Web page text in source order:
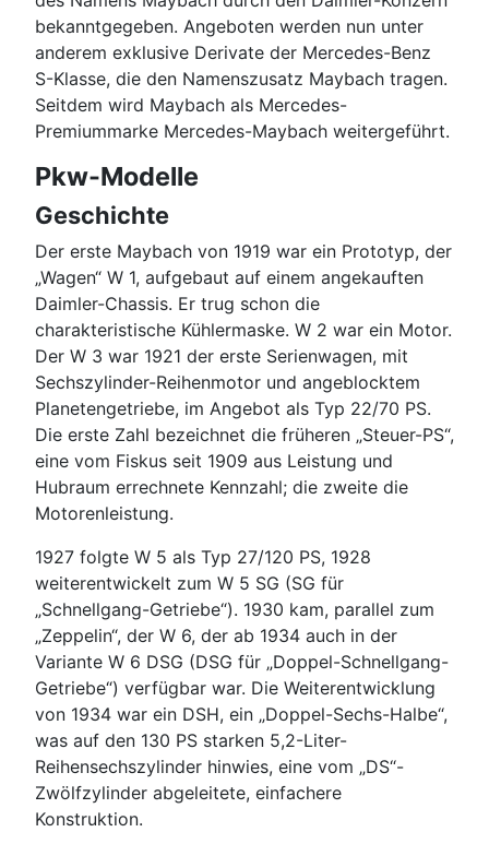
bekanntgegeben. Angeboten werden nun unter
anderem exklusive Derivate der Mercedes-Benz
S-Klasse, die den Namenszusatz Maybach tragen.
Seitdem wird Maybach als Mercedes-
Premiummarke Mercedes-Maybach weitergeführt.
Pkw-Modelle
Geschichte
Der erste Maybach von 1919 war ein Prototyp, der
„Wagen“ W 1, aufgebaut auf einem angekauften
Daimler-Chassis. Er trug schon die
charakteristische Kühlermaske. W 2 war ein Motor.
Der W 3 war 1921 der erste Serienwagen, mit
Sechszylinder-Reihenmotor und angeblocktem
Planetengetriebe, im Angebot als Typ 22/70 PS.
Die erste Zahl bezeichnet die früheren „Steuer-PS“,
eine vom Fiskus seit 1909 aus Leistung und
Hubraum errechnete Kennzahl; die zweite die
Motorenleistung.
1927 folgte W 5 als Typ 27/120 PS, 1928
weiterentwickelt zum W 5 SG (SG für
„Schnellgang-Getriebe“). 1930 kam, parallel zum
„Zeppelin“, der W 6, der ab 1934 auch in der
Variante W 6 DSG (DSG für „Doppel-Schnellgang-
Getriebe“) verfügbar war. Die Weiterentwicklung
von 1934 war ein DSH, ein „Doppel-Sechs-Halbe“,
was auf den 130 PS starken 5,2-Liter-
Reihensechszylinder hinwies, eine vom „DS“-
Zwölfzylinder abgeleitete, einfachere
Konstruktion.